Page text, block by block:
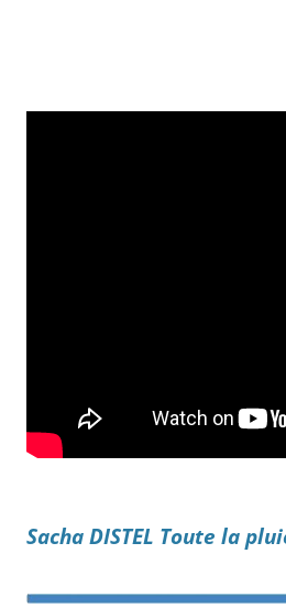
Sacha DISTEL Toute la